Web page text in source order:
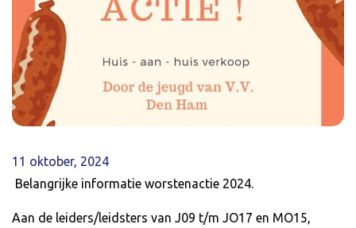
11 oktober, 2024
Belangrijke informatie worstenactie 2024.
Aan de leiders/leidsters van J09 t/m JO17 en MO15,